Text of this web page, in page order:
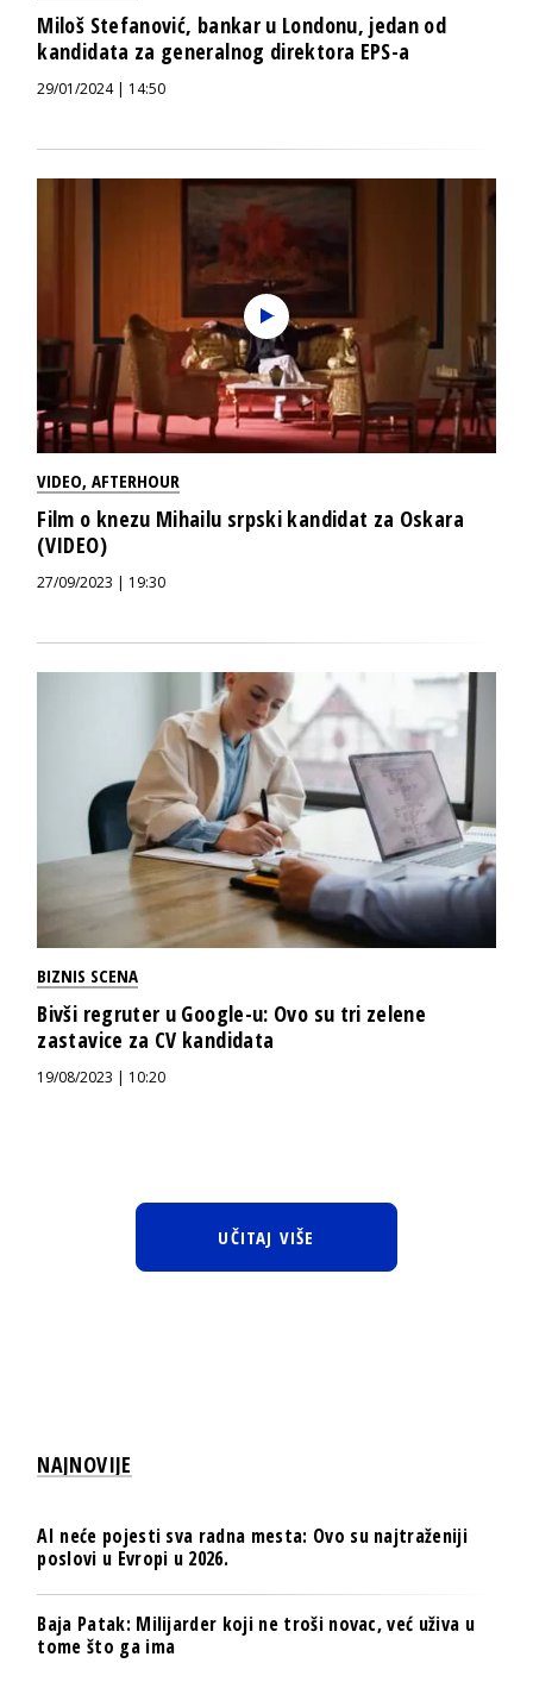
Miloš Stefanović, bankar u Londonu, jedan od
kandidata za generalnog direktora EPS-a
29/01/2024 | 14:50
VIDEO,AFTERHOUR
Film o knezu Mihailu srpski kandidat za Oskara
(VIDEO)
27/09/2023 | 19:30
BIZNIS SCENA
Bivši regruter u Google-u: Ovo su tri zelene
zastavice za CV kandidata
19/08/2023 | 10:20
UČITAJ VIŠE
NAJNOVIJE
AI neće pojesti sva radna mesta: Ovo su najtraženiji
poslovi u Evropi u 2026.
Baja Patak: Milijarder koji ne troši novac, već uživa u
tome što ga ima